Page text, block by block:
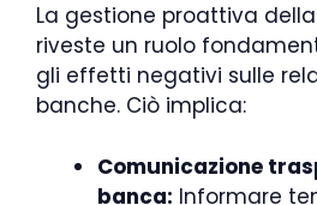
La gestione proattiva
riveste un ruolo
gli effetti negativi sulle
banche. Ciò implica:
Comunicazione
banca: Informare